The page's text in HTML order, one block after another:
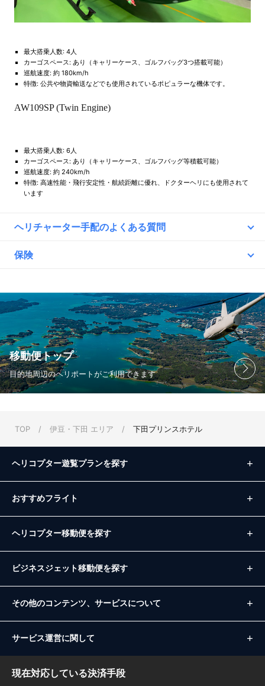
最大搭乗人数: 4人
カーゴスペース: あり（キャリーケース、ゴルフバッグ3つ搭載可能）
巡航速度: 約 180km/h
特徴: 公共や物資輸送などでも使用されているポピュラーな機体です。
AW109SP (Twin Engine)
最大搭乗人数: 6人
カーゴスペース: あり（キャリーケース、ゴルフバッグ等積載可能）
巡航速度: 約 240km/h
特徴: 高速性能・飛行安定性・航続距離に優れ、ドクターヘリにも使用されて
います
ヘリチャーター手配のよくある質問
物または乗客の手荷物に損害を与えたことにより法律上の損害賠償責任を
負担された場合、保険金をお支払いする保険です。
Q. 当日の流れを教えてください
A. ①お出かけ前に必ずメールをご確認ください。※悪天候等によりフライト
が中止になる場合は、メールをお送りしています。
②集合時間ちょうどに集合場所までお越しください。（早く着きすぎる
と待ち時間が長い可能性がございます。）
③係員による受付後、搭乗の際の注意点をご説明します。
⑤現地ヘリポートへ到着後はすぐに解散いただけます。
人さま１つずつお持ち込みいただけます。当日出発地でサイズがオーバー
していると判断された場合、持ち込みしていただけない場合もございます
ので、あらかじめお問い合わせの上ご確認いただきます様よろしくお願い
いたします。
ヘリコプターは安全ですか？
します。安全面への配慮から、当日の天候・風速によってはフライトを中
保険
移動便トップ
目的地周辺のヘリポートがご利用できます
TOP / 伊豆・下田 エリア / 下田プリンスホテル
ヘリコプター遊覧プランを探す
おすすめフライト
ヘリコプター移動便を探す
ビジネスジェット移動便を探す
その他のコンテンツ、サービスについて
サービス運営に関して
現在対応している決済手段